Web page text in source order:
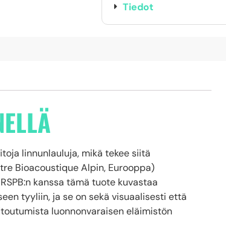
Tiedot
linnunlauluja, mikä tekee siitä
Bioacoustique Alpin, Eurooppa)
kanssa tämä tuote kuvastaa
tyyliin, ja se on sekä visuaalisesti että
luonnonvaraisen eläimistön